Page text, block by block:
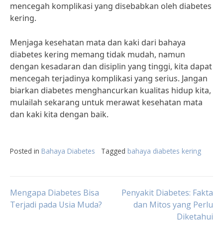
mencegah komplikasi yang disebabkan oleh diabetes
kering.
Menjaga kesehatan mata dan kaki dari bahaya
diabetes kering memang tidak mudah, namun
dengan kesadaran dan disiplin yang tinggi, kita dapat
mencegah terjadinya komplikasi yang serius. Jangan
biarkan diabetes menghancurkan kualitas hidup kita,
mulailah sekarang untuk merawat kesehatan mata
dan kaki kita dengan baik.
Posted in Bahaya Diabetes Tagged bahaya diabetes kering
Post
Mengapa Diabetes Bisa
Terjadi pada Usia Muda?
Penyakit Diabetes: Fakta
dan Mitos yang Perlu
Diketahui